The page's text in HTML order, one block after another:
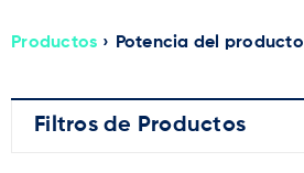
Productos › Potencia del producto
Filtros de Productos